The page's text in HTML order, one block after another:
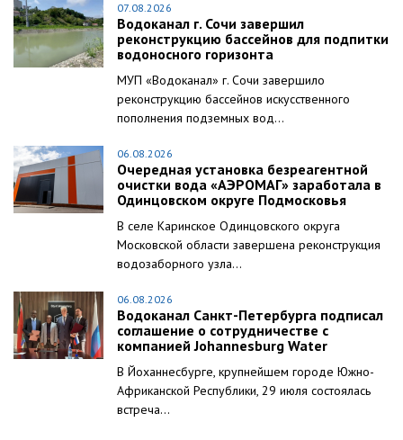
07.08.2026
Водоканал г. Сочи завершил
реконструкцию бассейнов для подпитки
водоносного горизонта
МУП «Водоканал» г. Сочи завершило
реконструкцию бассейнов искусственного
пополнения подземных вод...
06.08.2026
Очередная установка безреагентной
очистки вода «АЭРОМАГ» заработала в
Одинцовском округе Подмосковья
В селе Каринское Одинцовского округа
Московской области завершена реконструкция
водозаборного узла...
06.08.2026
Водоканал Санкт-Петербурга подписал
соглашение о сотрудничестве с
компанией Johannesburg Water
В Йоханнесбурге, крупнейшем городе Южно-
Африканской Республики, 29 июля состоялась
встреча...